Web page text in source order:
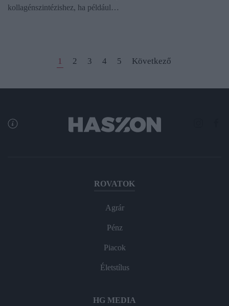
kollagénszintézishez, ha például…
1 2 3 4 5 Következő
ROVATOK
Agrár
Pénz
Piacok
Életstílus
HG MEDIA